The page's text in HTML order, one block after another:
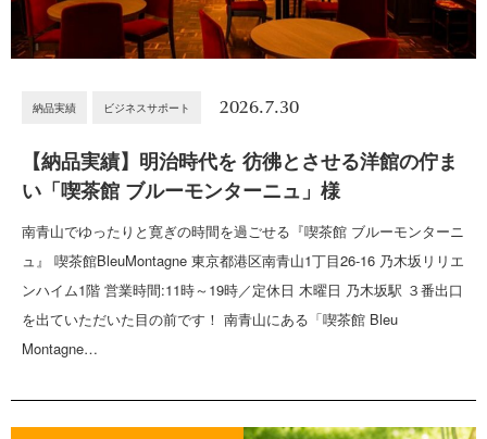
納品実績 ビジネスサポート 2026.7.30
【納品実績】明治時代を 彷彿とさせる洋館の佇ま
い「喫茶館 ブルーモンターニュ」様
南青山でゆったりと寛ぎの時間を過ごせる『喫茶館 ブルーモンターニ
ュ』 喫茶館BleuMontagne 東京都港区南青山1丁目26-16 乃木坂リリエ
ンハイム1階 営業時間:11時～19時／定休日 木曜日 乃木坂駅 ３番出口
を出ていただいた目の前です！ 南青山にある「喫茶館 Bleu
Montagne…